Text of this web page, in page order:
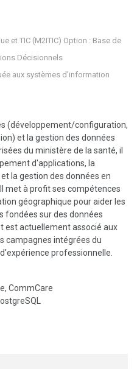
et TIC (M2ITIC) Option : Base de
Décisionnels
aux systèmes d’information
(développement/configuration,
et la gestion des données
du ministère de la santé, il
d'applications, la
la gestion des données en
met à profit ses compétences
géographique pour aider les
fondées sur des données
est actuellement associé aux
campagnes intégrées du
professionnelle.
CommCare